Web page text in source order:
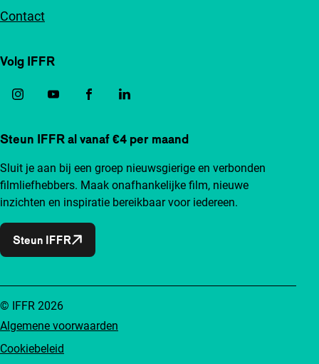
Contact
Volg IFFR
Steun IFFR al vanaf €4 per maand
Sluit je aan bij een groep nieuwsgierige en verbonden
filmliefhebbers. Maak onafhankelijke film, nieuwe
inzichten en inspiratie bereikbaar voor iedereen.
Steun IFFR
Algemene voorwaarden
Cookiebeleid
© IFFR 2026